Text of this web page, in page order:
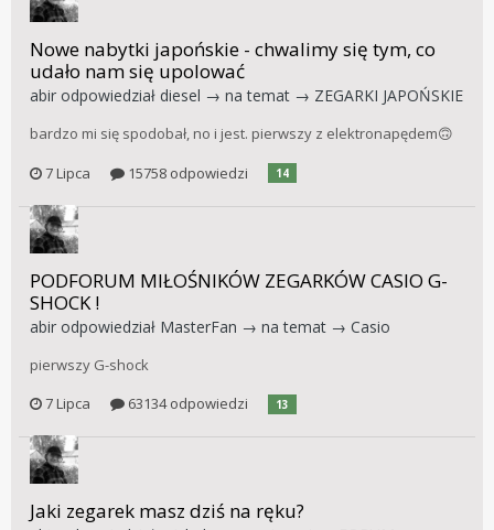
Nowe nabytki japońskie - chwalimy się tym, co
udało nam się upolować
abir odpowiedział diesel → na temat → ZEGARKI JAPOŃSKIE
bardzo mi się spodobał, no i jest. pierwszy z elektronapędem🙃
7 Lipca
15758 odpowiedzi 14
PODFORUM MIŁOŚNIKÓW ZEGARKÓW CASIO G-
SHOCK !
abir odpowiedział MasterFan → na temat → Casio
pierwszy G-shock
7 Lipca
63134 odpowiedzi 13
Jaki zegarek masz dziś na ręku?